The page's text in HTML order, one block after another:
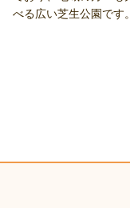
べる広い芝生公園です。